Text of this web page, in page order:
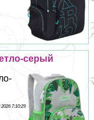
серый
2026 7:10:29